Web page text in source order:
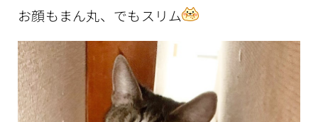
お顔もまん丸、でもスリム